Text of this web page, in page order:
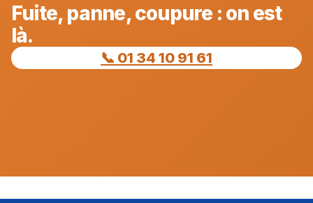
Fuite, panne, coupure : on est
là.
📞 01 34 10 91 61